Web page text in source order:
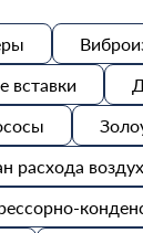
вставки
расхода